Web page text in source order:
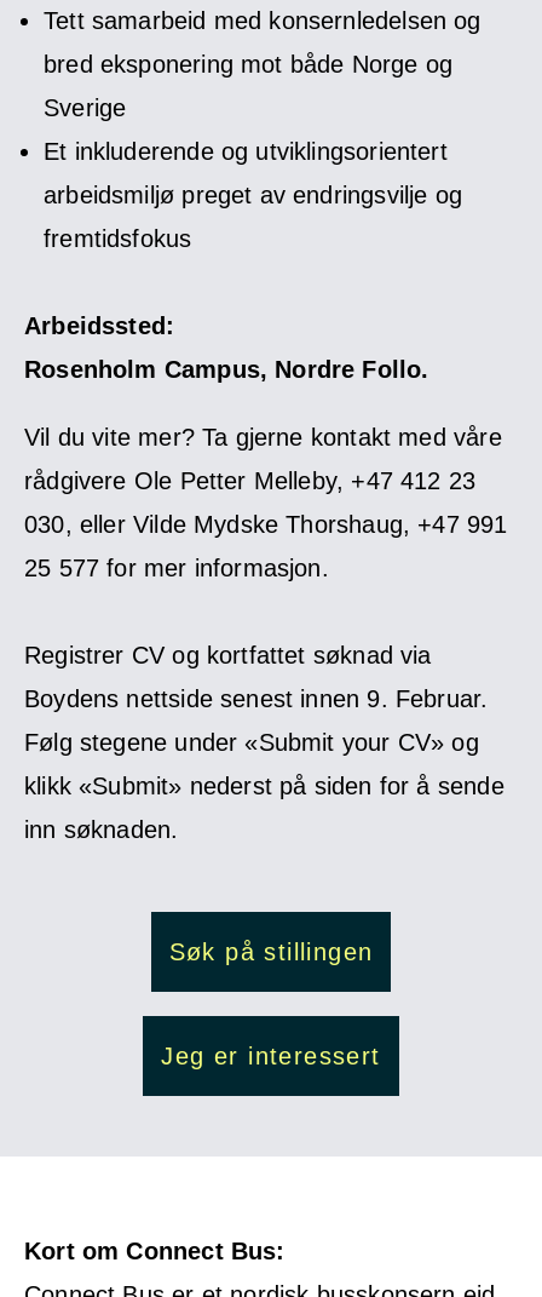
Tett samarbeid med konsernledelsen og
bred eksponering mot både Norge og
Sverige
Et inkluderende og utviklingsorientert
arbeidsmiljø preget av endringsvilje og
fremtidsfokus
Arbeidssted:
Rosenholm Campus, Nordre Follo.
Vil du vite mer? Ta gjerne kontakt med våre
rådgivere Ole Petter Melleby, +47 412 23
030, eller Vilde Mydske Thorshaug, +47 991
25 577 for mer informasjon.
Registrer CV og kortfattet søknad via
Boydens nettside senest innen 9. Februar.
Følg stegene under «Submit your CV» og
klikk «Submit» nederst på siden for å sende
inn søknaden.
Søk på stillingen
Jeg er interessert
Kort om Connect Bus: